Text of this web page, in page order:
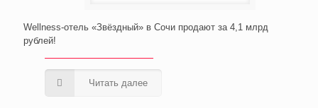
Wellness-отель «Звёздный» в Сочи продают за 4,1 млрд
рублей!
Читать далее